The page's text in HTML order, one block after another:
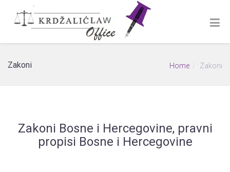
Zakoni Home Zakoni
Zakoni Bosne i Hercegovine, pravni
propisi Bosne i Hercegovine